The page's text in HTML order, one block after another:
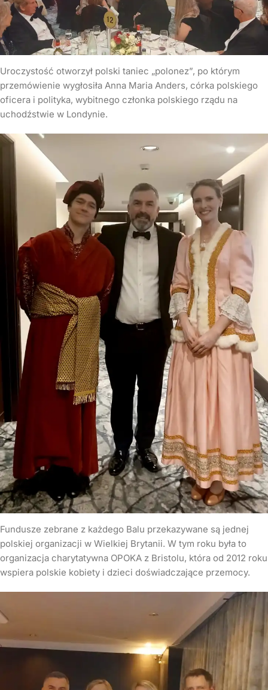
Uroczystość otworzył polski taniec „polonez”, po którym
przemówienie wygłosiła Anna Maria Anders, córka polskiego
oficera i polityka, wybitnego członka polskiego rządu na
uchodźstwie w Londynie.
Fundusze zebrane z każdego Balu przekazywane są jednej
polskiej organizacji w Wielkiej Brytanii. W tym roku była to
organizacja charytatywna OPOKA z Bristolu, która od 2012 roku
wspiera polskie kobiety i dzieci doświadczające przemocy.